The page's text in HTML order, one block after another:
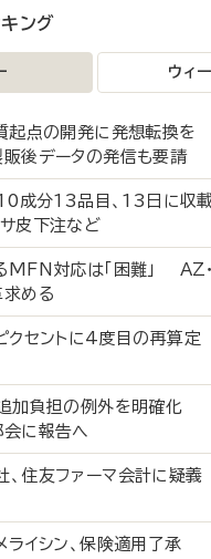
ング
ウィ
起点の開発に発想転換
販後データの発信も要請
10成分13品目、13日に
サ皮下注など
MFN対応は「困難」 AZ・
求める
ピクセントに4度目の再
加負担の例外を明確化
会に報告へ
、住友ファーマ会計に疑
メライシン、保険適用了承